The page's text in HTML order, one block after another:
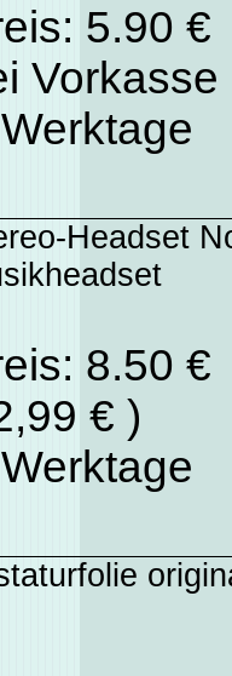
5.90
Headset
8.50
€ )